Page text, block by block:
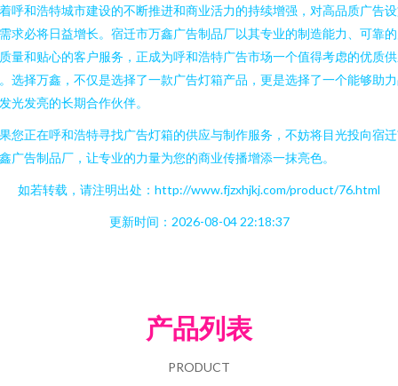
呼和浩特城市建设的不断推进和商业活力的持续增强，对高品质广告
求必将日益增长。宿迁市万鑫广告制品厂以其专业的制造能力、可靠
量和贴心的客户服务，正成为呼和浩特广告市场一个值得考虑的优质
选择万鑫，不仅是选择了一款广告灯箱产品，更是选择了一个能够助
光发亮的长期合作伙伴。
您正在呼和浩特寻找广告灯箱的供应与制作服务，不妨将目光投向宿
广告制品厂，让专业的力量为您的商业传播增添一抹亮色。
如若转载，请注明出处：http://www.fjzxhjkj.com/product/76.html
更新时间：2026-08-04 22:18:37
产品列表
PRODUCT